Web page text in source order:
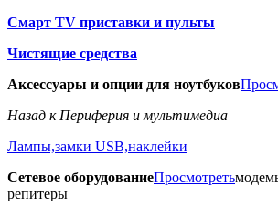
Смарт TV приставки и пульты
Чистящие средства
Аксессуары и опции для ноутбуков
Назад к Периферия и мультимедиа
Лампы,замки USB,наклейки
Сетевое оборудованиеПросмотреть
репитеры